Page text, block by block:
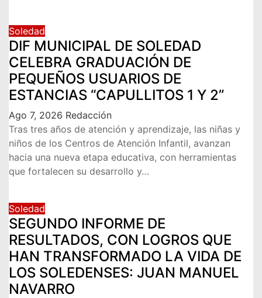
Soledad
DIF MUNICIPAL DE SOLEDAD
CELEBRA GRADUACIÓN DE
PEQUEÑOS USUARIOS DE
ESTANCIAS “CAPULLITOS 1 Y 2”
Ago 7, 2026 Redacción
Tras tres años de atención y aprendizaje, las niñas y
niños de los Centros de Atención Infantil, avanzan
hacia una nueva etapa educativa, con herramientas
que fortalecen su desarrollo y…
Soledad
SEGUNDO INFORME DE
RESULTADOS, CON LOGROS QUE
HAN TRANSFORMADO LA VIDA DE
LOS SOLEDENSES: JUAN MANUEL
NAVARRO